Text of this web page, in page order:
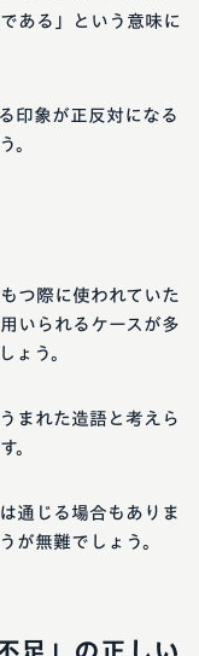
ある」という意味に
印象が正反対になる
。
つ際に使われていた
いられるケースが多
ょう。
まれた造語と考えら
。
通じる場合もありま
が無難でしょう。